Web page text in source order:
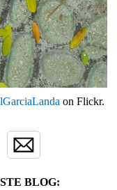
on Flickr.
BLOG: